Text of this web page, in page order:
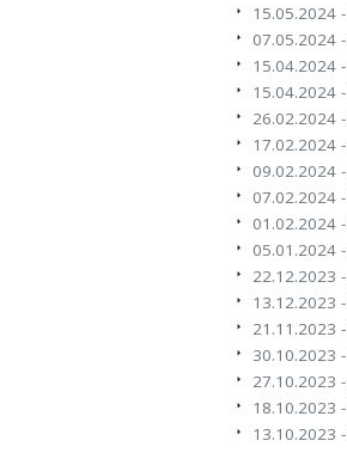
15.05.2024 -
07.05.2024 -
15.04.2024 -
15.04.2024 -
26.02.2024 -
17.02.2024 -
09.02.2024 -
07.02.2024 -
01.02.2024 -
05.01.2024 -
22.12.2023 -
13.12.2023 -
21.11.2023 -
30.10.2023 -
27.10.2023 -
18.10.2023 -
13.10.2023 -